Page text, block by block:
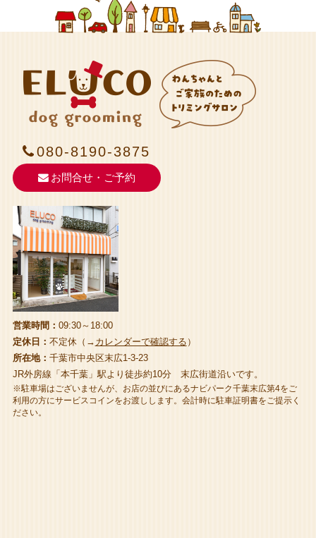
080-8190-3875
お問合せ・ご予約
営業時間： 09:30～18:00
定休日： 不定休（→ カレンダーで確認する ）
所在地： 千葉市中央区末広1-3-23
JR外房線「本千葉」駅より徒歩約10分 末広街道沿いです。
※駐車場はございませんが、お店の並びにあるナビパーク千葉末広第4をご
利用の方にサービスコインをお渡しします。会計時に駐車証明書をご提示く
ださい。